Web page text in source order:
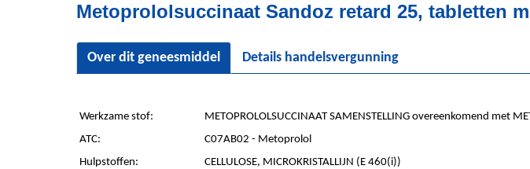
Metoprololsuccinaat Sandoz retard 25, tabletten
Over dit geneesmiddel Details handelsvergunning
Werkzame stof:
METOPROLOLSUCCINAAT SAMENSTELLING overeenkomend met
ATC:
C07AB02 - Metoprolol
Hulpstoffen:
CELLULOSE, MICROKRISTALLIJN (E 460(i))